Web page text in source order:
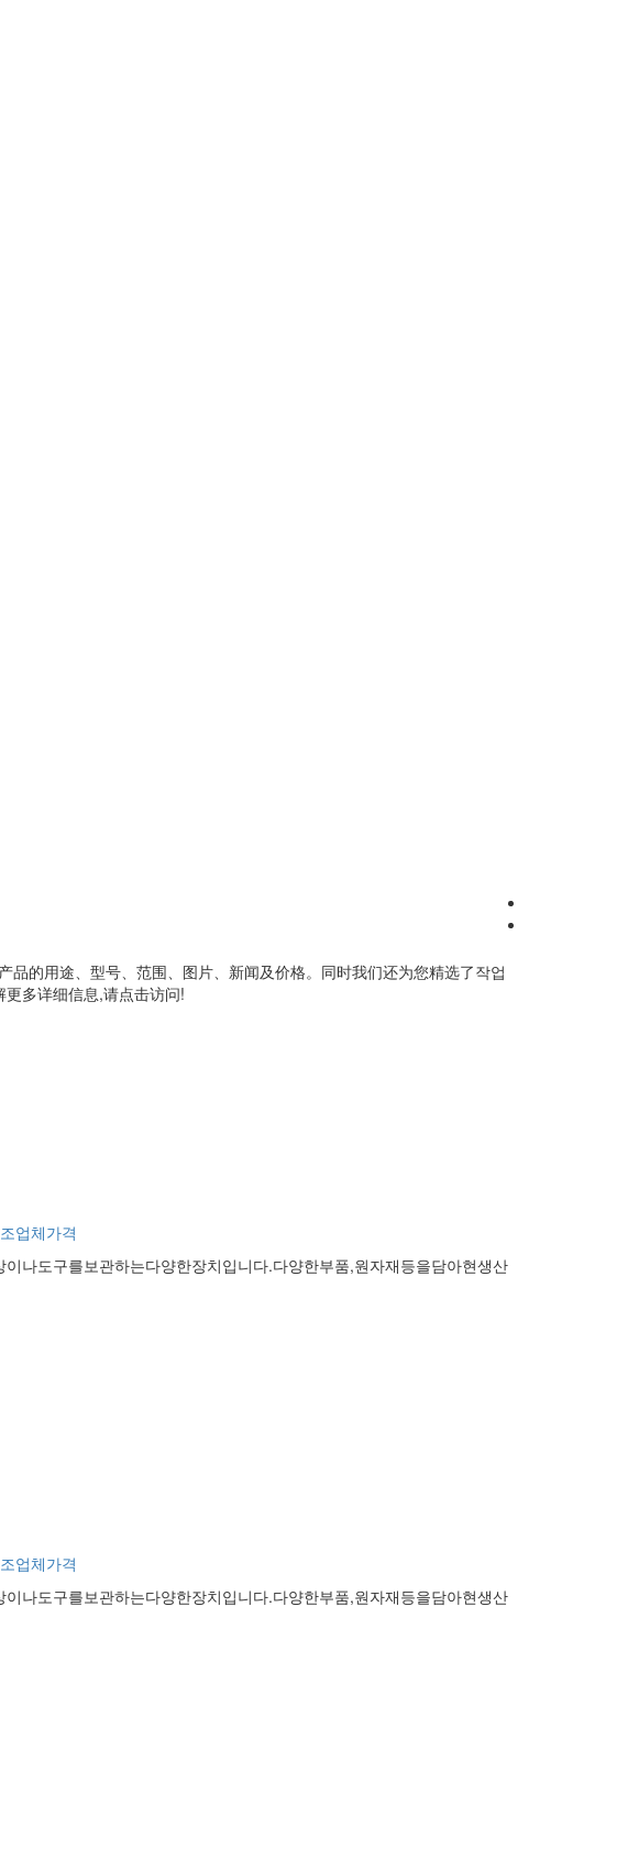
品的用途、型号、范围、图片、新闻及价格。同时我们还为您精选了작업
多详细信息,请点击访问!
업체가격
나도구를보관하는다양한장치입니다.다양한부품,원자재등을담아현생산
업체가격
나도구를보관하는다양한장치입니다.다양한부품,원자재등을담아현생산